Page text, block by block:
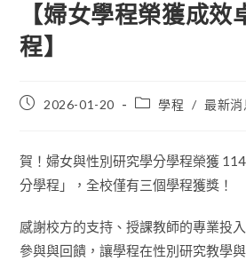
【婦女學程榮獲成效
程】
2026-01-20 學程 / 最新消
賀！婦女與性別研究學分學程榮獲
分學程」，全校僅有三個學程獲獎！
感謝校方的支持、授課教師的專業投
參與與回饋，讓學程在性別研究教學